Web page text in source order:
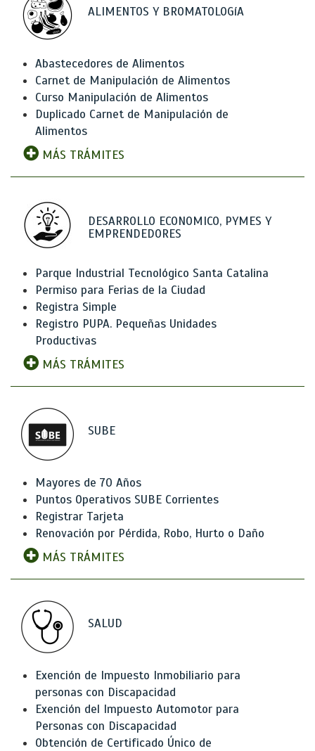
ALIMENTOS Y BROMATOLOGíA
Abastecedores de Alimentos
Carnet de Manipulación de Alimentos
Curso Manipulación de Alimentos
Duplicado Carnet de Manipulación de
Alimentos
MÁS TRÁMITES
DESARROLLO ECONOMICO, PYMES Y
EMPRENDEDORES
Parque Industrial Tecnológico Santa Catalina
Permiso para Ferias de la Ciudad
Registra Simple
Registro PUPA. Pequeñas Unidades
Productivas
MÁS TRÁMITES
SUBE
Mayores de 70 Años
Puntos Operativos SUBE Corrientes
Registrar Tarjeta
Renovación por Pérdida, Robo, Hurto o Daño
MÁS TRÁMITES
SALUD
Exención de Impuesto Inmobiliario para
personas con Discapacidad
Exención del Impuesto Automotor para
Personas con Discapacidad
Obtención de Certificado Único de